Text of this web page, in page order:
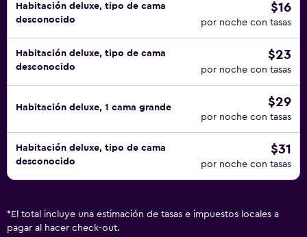
Habitación deluxe, tipo de cama
desconocido
$16
por noche con tasas
Habitación deluxe, tipo de cama
desconocido
$23
por noche con tasas
Habitación deluxe, 1 cama grande $29
por noche con tasas
Habitación deluxe, tipo de cama
desconocido
$31
por noche con tasas
* El total incluye una estimación de tasas e impuestos locales a
pagar al hacer check-out.